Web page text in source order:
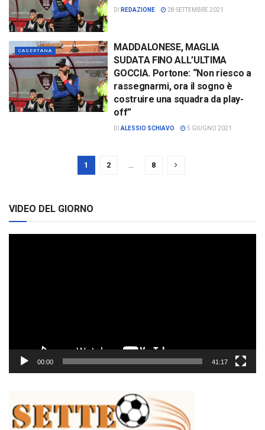
DI REDAZIONE 28 SETTEMBRE 2021
CASERTANA
MADDALONESE, MAGLIA
SUDATA FINO ALL’ULTIMA
GOCCIA. Portone: “Non riesco a
rassegnarmi, ora il sogno è
costruire una squadra da play-
off”
DI ALESSIO SCHIAVO 5 GIUGNO 2021
1 2 … 8
VIDEO DEL GIORNO
00:00 41:17